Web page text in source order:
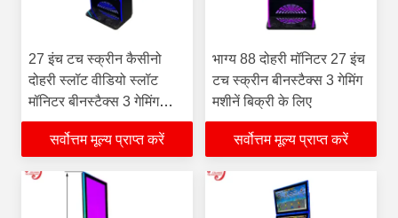
27 इंच टच स्क्रीन कैसीनो
दोहरी स्लॉट वीडियो स्लॉट
मॉनिटर बीनस्टैक्स 3 गेमिंग
मशीनें बिक्री के लिए
सर्वोत्तम मूल्य प्राप्त करें
भाग्य 88 दोहरी मॉनिटर 27 इंच
टच स्क्रीन बीनस्टैक्स 3 गेमिंग
मशीनें बिक्री के लिए
सर्वोत्तम मूल्य प्राप्त करें